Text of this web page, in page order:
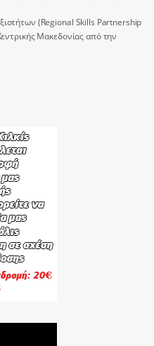
(Regional Skills Partnership
Μακεδονίας από την